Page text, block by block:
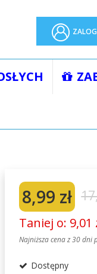
8,99 zł
Taniej o: 9,01
Najniższa cena z 30 dni
Dostępny